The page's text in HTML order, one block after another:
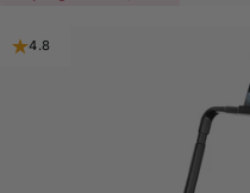
4.8